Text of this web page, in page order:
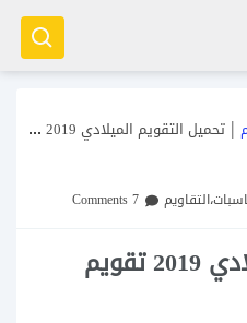
| تحميل التقويم الميلادي 2019 تقويم 2019 ميلادي
،التقاويم 7 Comments
تحميل التقويم الميلادي 2019 تقويم